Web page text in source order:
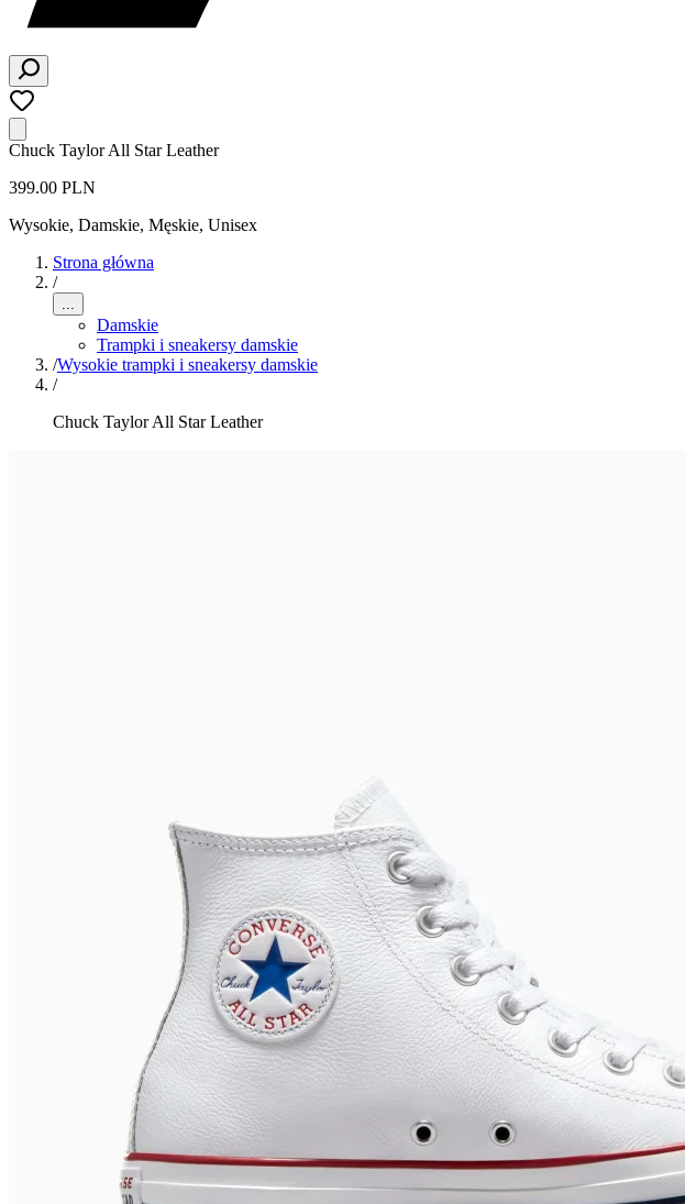
Chuck Taylor All Star Leather
399.00 PLN
Wysokie, Damskie, Męskie, Unisex
Strona główna
/
...
Damskie
Trampki i sneakersy damskie
/Wysokie trampki i sneakersy damskie
/
Chuck Taylor All Star Leather